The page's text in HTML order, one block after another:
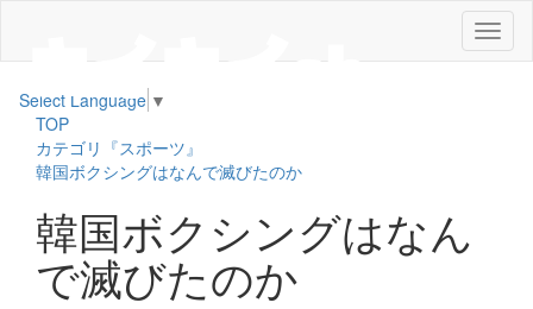
メ
ニ
Select Language ▼
TOP
カテゴリ『スポーツ』
韓国ボクシングはなんで滅びたのか
韓国ボクシングはなん
で滅びたのか